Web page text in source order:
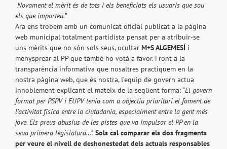
Novament el mèrit és de tots i els beneficiats els usuaris que sou
els que importeu.”
Ara ens trobem amb un comunicat oficial publicat a la pàgina
web municipal totalment partidista pensat per a atribuir-se
uns mèrits que no són sols seus, ocultar M+S ALGEMESÍ i
menysprear al PP que també ho votà a favor. Front a la
transparència informativa que nosaltres practiquem en la
nostra pàgina web, que és nostra, l’equip de govern actua
innoblement explicant el mateix de la següent forma: “El govern
format per PSPV i EUPV tenia com a objectiu prioritari el foment de
l’activitat física entre la ciutadania, especialment entre la gent més
jove. Els preus abusius de les pistes que va impulsar el PP en la
seua primera legislatura…”.Sols cal comparar els dos fragments
per veure el nivell de deshonestedat dels actuals responsables